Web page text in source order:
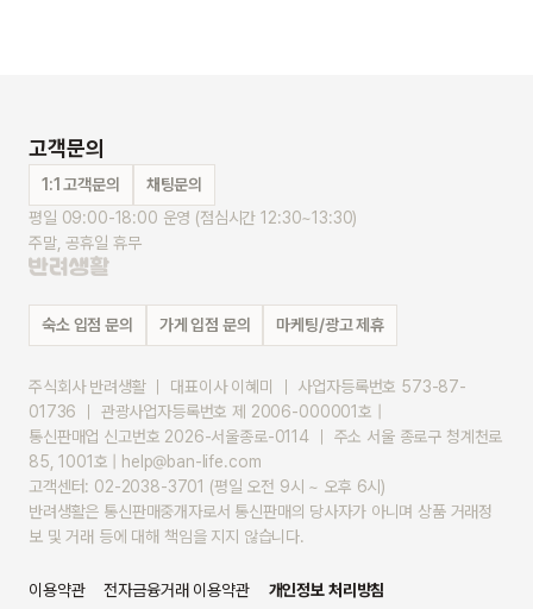
고객문의
1:1 고객문의
채팅문의
평일 09:00-18:00 운영 (점심시간 12:30~13:30)
주말, 공휴일 휴무
숙소 입점 문의 가게 입점 문의 마케팅/광고 제휴
주식회사 반려생활 ｜ 대표이사 이혜미 ｜ 사업자등록번호 573-87-
01736 ｜ 관광사업자등록번호 제 2006-000001호 |
통신판매업 신고번호 2026-서울종로-0114 ｜ 주소 서울 종로구 청계천로
85, 1001호 | help@ban-life.com
고객센터: 02-2038-3701 (평일 오전 9시 ~ 오후 6시)
반려생활은 통신판매중개자로서 통신판매의 당사자가 아니며 상품 거래정
보 및 거래 등에 대해 책임을 지지 않습니다.
이용약관 전자금융거래 이용약관 개인정보 처리방침